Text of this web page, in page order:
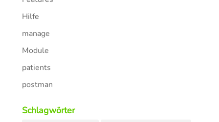
Hilfe
manage
Module
patients
postman
Schlagwörter